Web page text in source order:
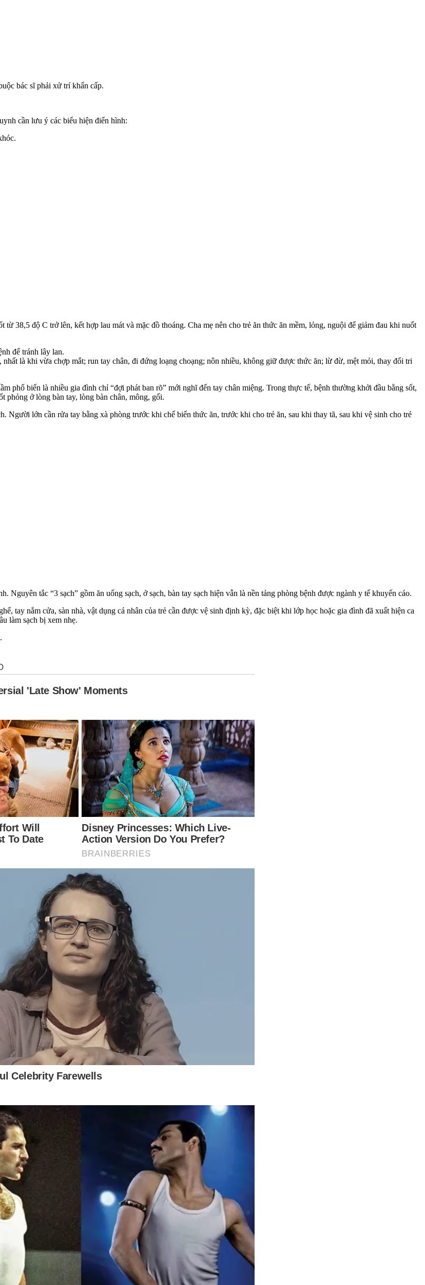
bác sĩ phải xử trí khẩn cấp.
cần lưu ý các biểu hiện điển hình:
38,5 độ C trở lên, kết hợp lau mát và mặc đồ thoáng. Cha mẹ nên cho trẻ ăn thức ăn mềm, lỏng, nguội để giảm đau khi nuốt
để tránh lây lan.
là khi vừa chợp mắt; run tay chân, đi đứng loạng choạng; nôn nhiều, không giữ được thức ăn; lừ đừ, mệt mỏi, thay đổi tri
phổ biến là nhiều gia đình chỉ “đợi phát ban rõ” mới nghĩ đến tay chân miệng. Trong thực tế, bệnh thường khởi đầu bằng sốt,
phỏng ở lòng bàn tay, lòng bàn chân, mông, gối.
Người lớn cần rửa tay bằng xà phòng trước khi chế biến thức ăn, trước khi cho trẻ ăn, sau khi thay tã, sau khi vệ sinh cho trẻ
Nguyên tắc “3 sạch” gồm ăn uống sạch, ở sạch, bàn tay sạch hiện vẫn là nền tảng phòng bệnh được ngành y tế khuyến cáo.
tay nắm cửa, sàn nhà, vật dụng cá nhân của trẻ cần được vệ sinh định kỳ, đặc biệt khi lớp học hoặc gia đình đã xuất hiện ca
làm sạch bị xem nhẹ.